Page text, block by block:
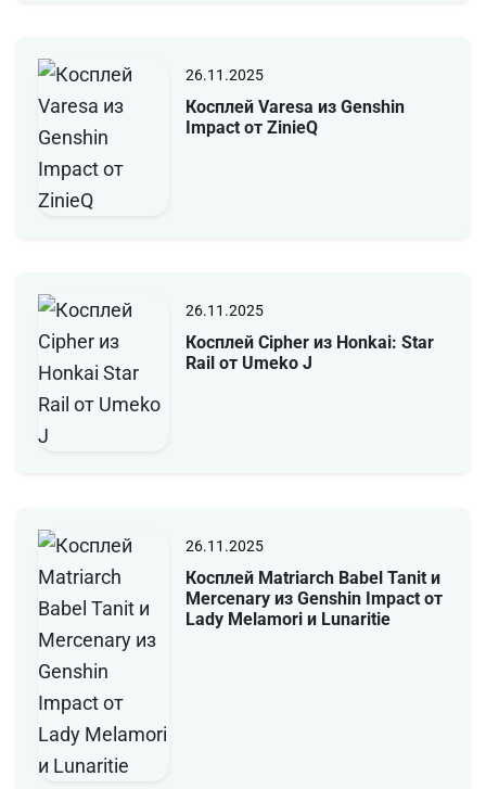
26.11.2025
Косплей Varesa из Genshin
Impact от ZinieQ
26.11.2025
Косплей Cipher из Honkai: Star
Rail от Umeko J
26.11.2025
Косплей Matriarch Babel Tanit и
Mercenary из Genshin Impact от
Lady Melamori и Lunaritie